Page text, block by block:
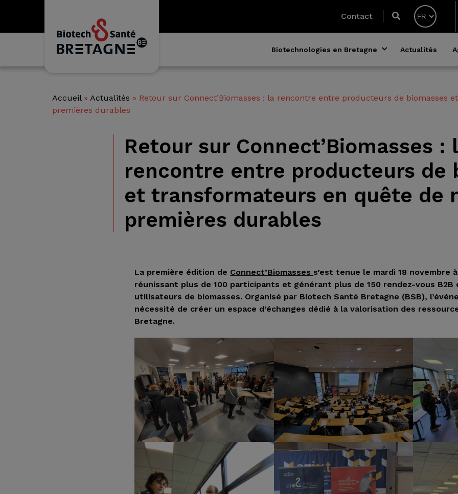
Contact
Biotechnologies en Bretagne Actualités
Accueil» Actualités » Retour sur Connect’Biomasses : la rencontre entre producteurs de biomasses
premières durables
Retour sur Connect’Biomasses :
rencontre entre producteurs de
et transformateurs en quête de
premières durables
La première édition de Connect’Biomasses s’est tenue le mardi 18 novembre
réunissant plus de 100 participants et générant plus de 150 rendez-vous
utilisateurs de biomasses. Organisé par Biotech Santé Bretagne (BSB),
nécessité de créer un espace d’échanges dédié à la valorisation des
Bretagne.